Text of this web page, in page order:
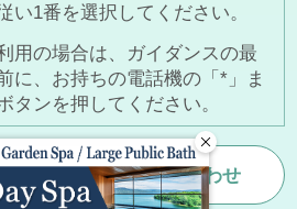
い1番を選択してください。
用の場合は、ガイダンスの最
に、お持ちの電話機の「*」ま
タンを押してください。
ージに関するお問い合わせ